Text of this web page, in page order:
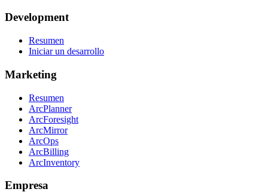
Development
Resumen
Iniciar un desarrollo
Marketing
Resumen
ArcPlanner
ArcForesight
ArcMirror
ArcOps
ArcBilling
ArcInventory
Empresa